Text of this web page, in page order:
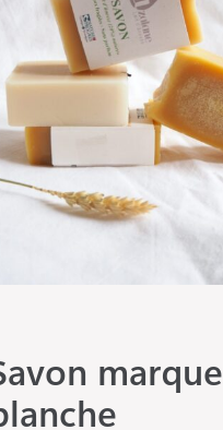
marque